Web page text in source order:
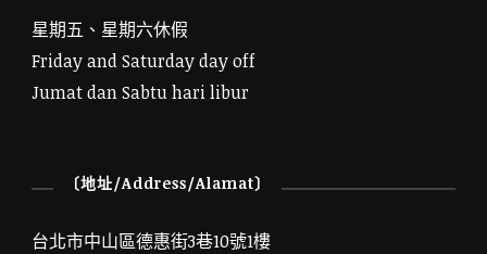
星期五、星期六休假
Friday and Saturday day off
Jumat dan Sabtu hari libur
〔地址/Address/Alamat〕
台北市中山區德惠街3巷10號1樓